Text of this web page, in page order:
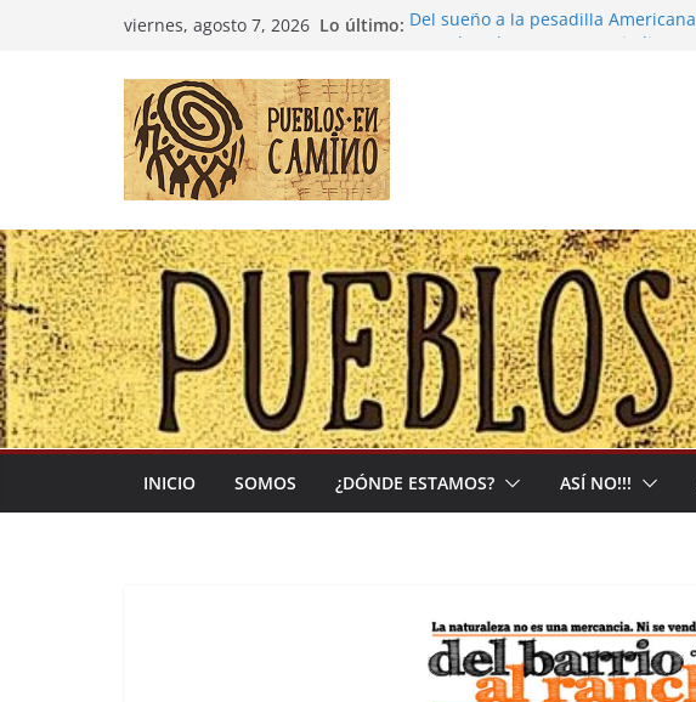
viernes, agosto 7, 2026 Lo último: Del sueño a la pesadilla Americana
INICIO SOMOS ¿DÓNDE ESTAMOS? ASÍ NO!!!